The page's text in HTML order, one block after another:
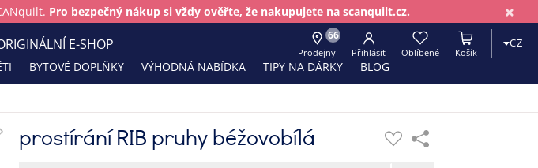
×
Pro bezpečný nákup si vždy ověřte, že nakupujete na scanquilt.cz.
BYTOVÉ DOPLŇKY VÝHODNÁ NABÍDKA TIPY NA DÁRKY BLOG
66
Prodejny Přihlásit Oblíbené Košík
CZ
E-SHOP
prostírání RIB pruhy béžovobílá